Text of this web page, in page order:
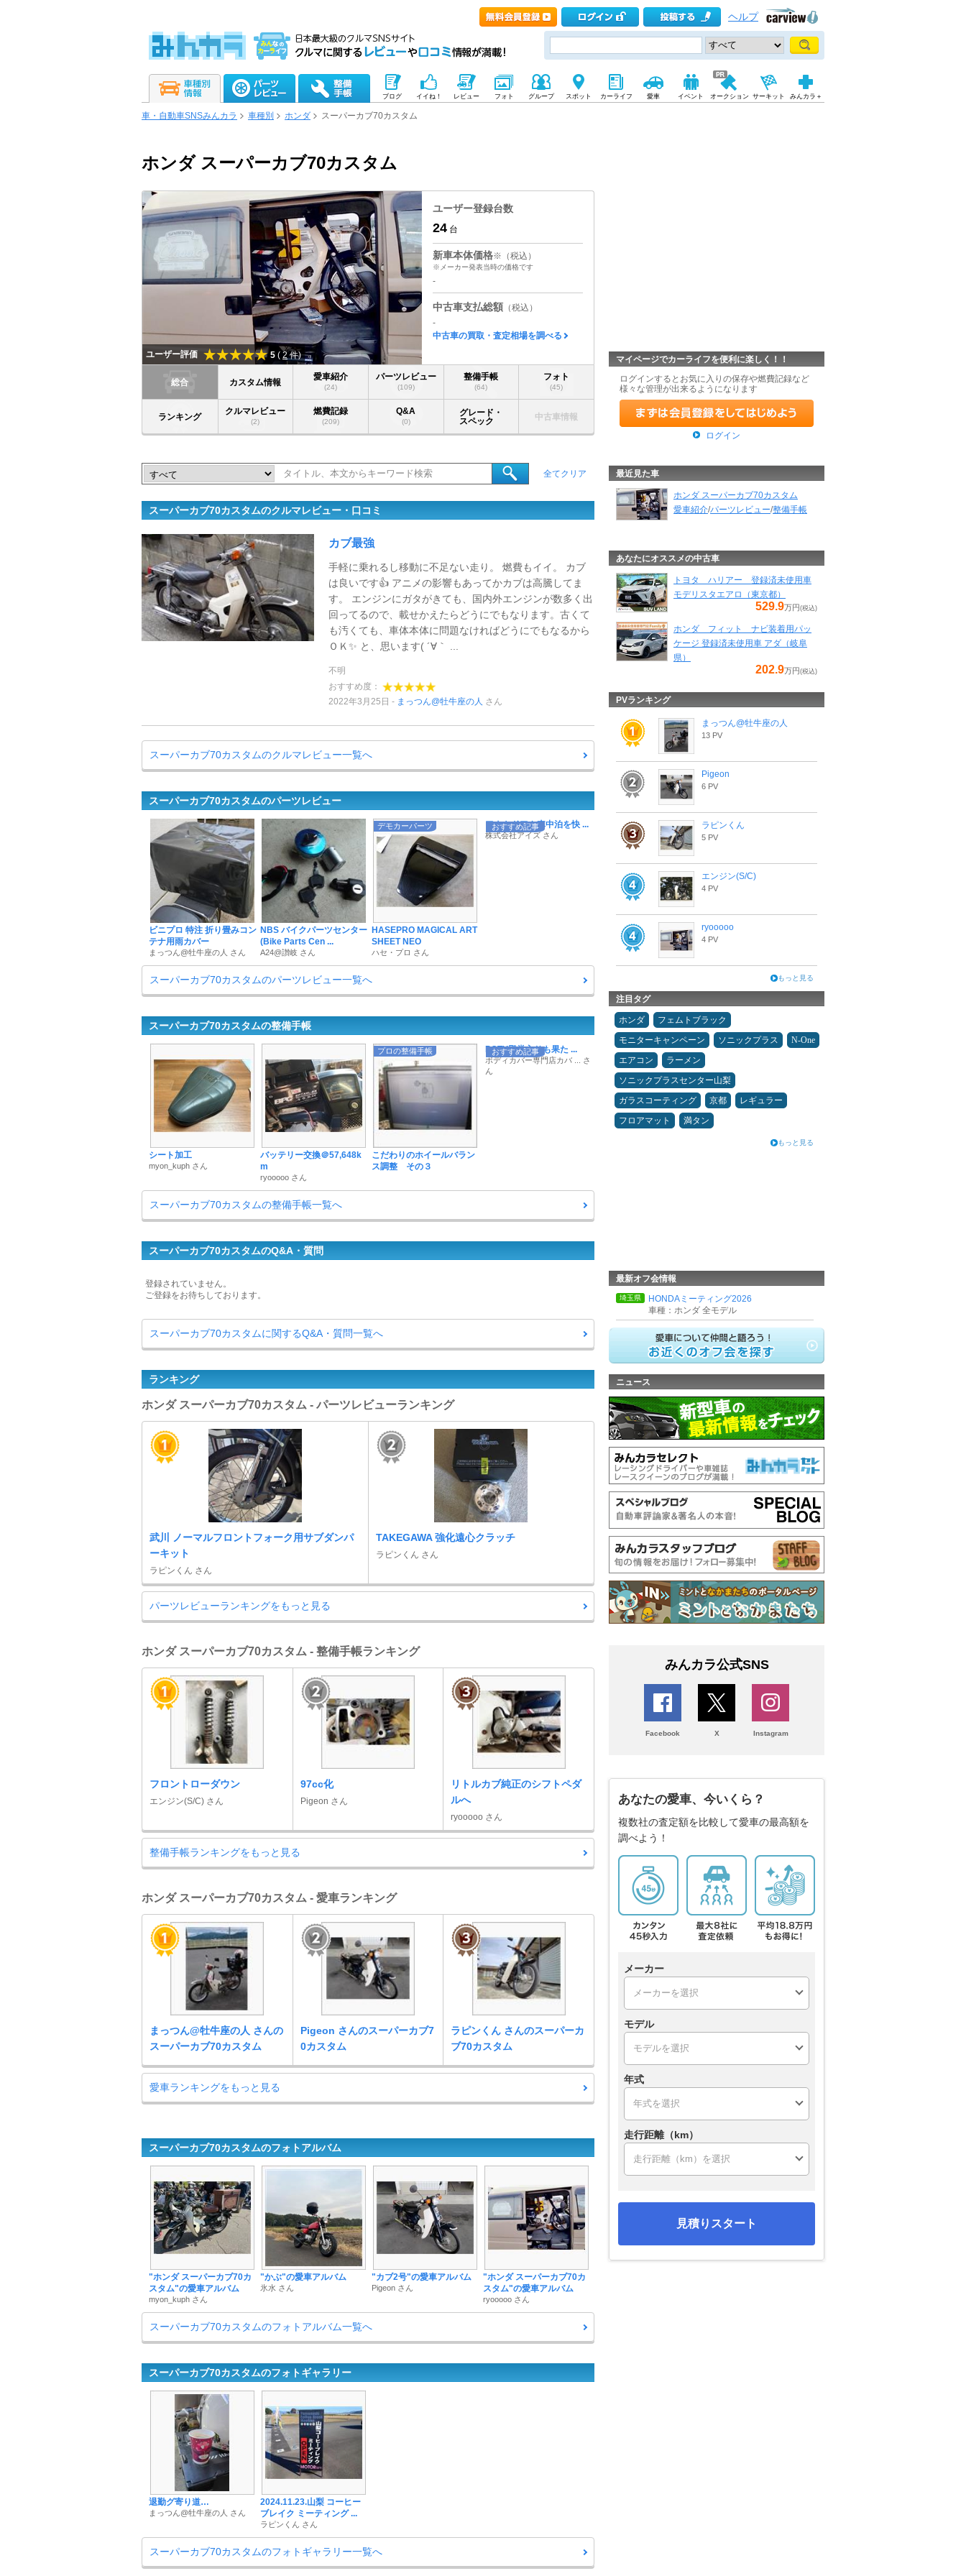
ヘルプ
ブログ イイね！ レビュー フォト グループ スポット カーライフ 愛車 イベント オークション サーキット みんカラ＋
車・自動車SNSみんカラ 車種別 ホンダ スーパーカブ70カスタム
ホンダ スーパーカブ70カスタム
ユーザー評価 5 ( 2件)
ユーザー登録台数
24 台
新車本体価格※（税込）
※メーカー発表当時の価格です
-
中古車支払総額 （税込）
-
中古車の買取・査定相場を調べる
総合 カスタム情報
愛車紹介
(24)
パーツレビュー
(109)
整備手帳
(64)
フォト
(45)
ランキング
クルマレビュー
(2)
燃費記録
(209)
Q&A
(0)
グレード・
スペック
中古車情報
全てクリア
スーパーカブ70カスタムのクルマレビュー・口コミ
カブ最強
手軽に乗れるし移動に不足ない走り。 燃費もイイ。 カブ
は良いです👍 アニメの影響もあってかカブは高騰してま
す。 エンジンにガタがきても、国内外エンジンが数多く出
回ってるので、載せかえたらどうにでもなります。古くて
も汚くても、車体本体に問題なければどうにでもなるから
ＯＫ✨ と、思います( ´∀｀ ...
不明
おすすめ度：
2022年3月25日
まっつん@牡牛座の人 さん
スーパーカブ70カスタムのクルマレビュー一覧へ
スーパーカブ70カスタムのパーツレビュー
ビニプロ 特注 折り畳みコン
テナ用雨カバー
まっつん@牡牛座の人 さん
NBS バイクパーツセンター
(Bike Parts Cen ...
A24@讃岐 さん
デモカーパーツ
HASEPRO MAGICAL ART
SHEET NEO
ハセ・プロ さん
おすすめ記事
アウトドアや車中泊を快 ...
株式会社アイズ さん
スーパーカブ70カスタムのパーツレビュー一覧へ
スーパーカブ70カスタムの整備手帳
シート加工
myon_kuph さん
バッテリー交換＠57,648k
m
ryooooo さん
プロの整備手帳
こだわりのホイールバラン
ス調整 その３
おすすめ記事
POTY殿堂入りも果た ...
ボディカバー専門店カバ ... さ
ん
スーパーカブ70カスタムの整備手帳一覧へ
スーパーカブ70カスタムのQ&A・質問
登録されていません。
ご登録をお待ちしております。
スーパーカブ70カスタムに関するQ&A・質問一覧へ
ランキング
ホンダ スーパーカブ70カスタム - パーツレビューランキング
武川 ノーマルフロントフォーク用サブダンパ
ーキット
ラピンくん さん
TAKEGAWA 強化遠心クラッチ
ラピンくん さん
パーツレビューランキングをもっと見る
ホンダ スーパーカブ70カスタム - 整備手帳ランキング
フロントローダウン
エンジン(S/C) さん
97cc化
Pigeon さん
リトルカブ純正のシフトペダ
ルへ
ryooooo さん
整備手帳ランキングをもっと見る
ホンダ スーパーカブ70カスタム - 愛車ランキング
まっつん@牡牛座の人 さんの
スーパーカブ70カスタム
Pigeon さんのスーパーカブ7
0カスタム
ラピンくん さんのスーパーカ
ブ70カスタム
愛車ランキングをもっと見る
スーパーカブ70カスタムのフォトアルバム
"ホンダ スーパーカブ70カ
スタム"の愛車アルバム
myon_kuph さん
"かぶ"の愛車アルバム
氷水 さん
"カブ2号"の愛車アルバム
Pigeon さん
"ホンダ スーパーカブ70カ
スタム"の愛車アルバム
ryooooo さん
スーパーカブ70カスタムのフォトアルバム一覧へ
スーパーカブ70カスタムのフォトギャラリー
退勤グ寄り道…
まっつん@牡牛座の人 さん
2024.11.23.山梨 コーヒー
ブレイク ミーティング ...
ラピンくん さん
スーパーカブ70カスタムのフォトギャラリー一覧へ
マイページでカーライフを便利に楽しく！！
ログインするとお気に入りの保存や燃費記録など
様々な管理が出来るようになります
ログイン
最近見た車
ホンダ スーパーカブ70カスタム
愛車紹介/パーツレビュー/整備手帳
あなたにオススメの中古車
トヨタ ハリアー 登録済未使用車
モデリスタエアロ（東京都）
529.9万円 (税込)
ホンダ フィット ナビ装着用パッ
ケージ 登録済未使用車 アダ（岐阜
県）
202.9万円 (税込)
PVランキング
まっつん@牡牛座の人
13 PV
Pigeon
6 PV
ラピンくん
5 PV
エンジン(S/C)
4 PV
ryooooo
4 PV
もっと見る
注目タグ
ホンダ
フェムトブラック
モニターキャンペーン
ソニックプラス
N-One
エアコン
ラーメン
ソニックプラスセンター山梨
ガラスコーティング
京都
レギュラー
フロアマット
満タン
もっと見る
最新オフ会情報
埼玉県
HONDAミーティング2026
車種：ホンダ 全モデル
ニュース
みんカラ公式SNS
Facebook X Instagram
あなたの愛車、今いくら？
複数社の査定額を比較して愛車の最高額を
調べよう！
メーカー
モデル
年式
走行距離（km）
見積りスタート